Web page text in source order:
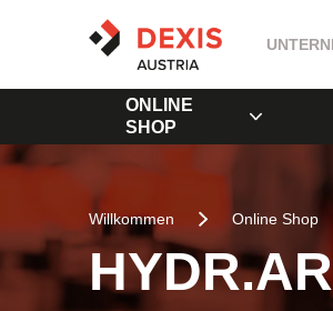
ONLINE
SHOP
Willkommen Online Shop